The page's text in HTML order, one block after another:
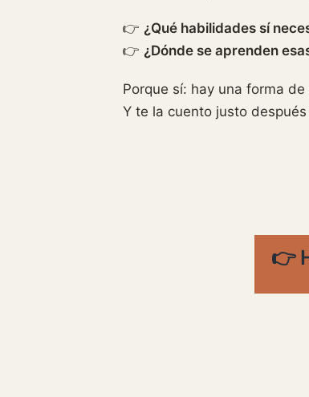
👉 ¿Qué habilidades sí
👉 ¿Dónde se aprenden
Porque sí: hay una forma
Y te la cuento justo
👉